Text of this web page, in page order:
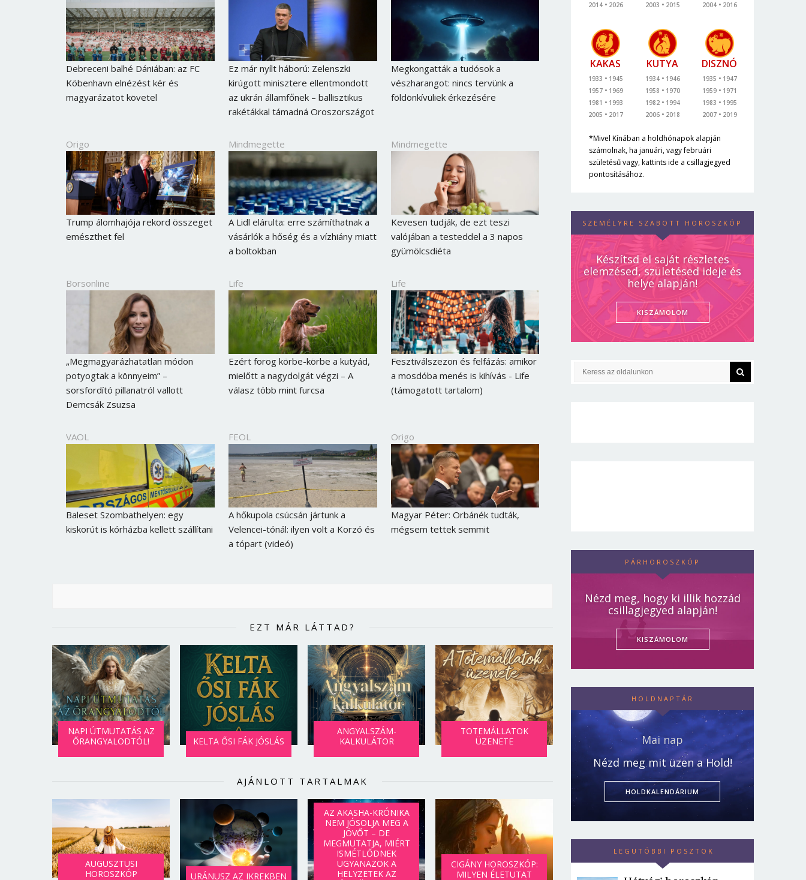
Debreceni balhé Dániában: az FC
Köbenhavn elnézést kér és
magyarázatot követel
Ez már nyílt háború: Zelenszki
kirúgott minisztere ellentmondott
az ukrán államfőnek – ballisztikus
rakétákkal támadná Oroszországot
Megkongatták a tudósok a
vészharangot: nincs tervünk a
földönkívüliek érkezésére
Origo
Trump álomhajója rekord összeget
emészthet fel
Mindmegette
A Lidl elárulta: erre számíthatnak a
vásárlók a hőség és a vízhiány miatt
a boltokban
Mindmegette
Kevesen tudják, de ezt teszi
valójában a testeddel a 3 napos
gyümölcsdiéta
Borsonline
„Megmagyarázhatatlan módon
potyogtak a könnyeim” –
sorsfordító pillanatról vallott
Demcsák Zsuzsa
Life
Ezért forog körbe-körbe a kutyád,
mielőtt a nagydolgát végzi – A
válasz több mint furcsa
Life
Fesztiválszezon és felfázás: amikor
a mosdóba menés is kihívás - Life
(támogatott tartalom)
VAOL
Baleset Szombathelyen: egy
kiskorút is kórházba kellett szállítani
FEOL
A hőkupola csúcsán jártunk a
Velencei-tónál: ilyen volt a Korzó és
a tópart (videó)
Origo
Magyar Péter: Orbánék tudták,
mégsem tettek semmit
EZT MÁR LÁTTAD?
NAPI ÚTMUTATÁS AZ
ŐRANGYALODTÓL!
KELTA ŐSI FÁK JÓSLÁS
ANGYALSZÁM-
KALKULÁTOR
TOTEMÁLLATOK
ÜZENETE
AJÁNLOTT TARTALMAK
AUGUSZTUSI
HOROSZKÓP
URÁNUSZ AZ IKREKBEN
AZ AKASHA-KRÓNIKA
NEM JÓSOLJA MEG A
JÖVŐT – DE
MEGMUTATJA, MIÉRT
ISMÉTLŐDNEK
UGYANAZOK A
HELYZETEK AZ
CIGÁNY HOROSZKÓP:
MILYEN ÉLETUTAT
2014
2026
2003
2015
2004
2016
KAKAS
1933
1945
1957
1969
1981
1993
2005
2017
KUTYA
1934
1946
1958
1970
1982
1994
2006
2018
DISZNÓ
1935
1947
1959
1971
1983
1995
2007
2019
*Mivel Kínában a holdhónapok alapján
számolnak, ha januári, vagy februári
születésű vagy, kattints ide a csillagjegyed
pontosításához.
SZEMÉLYRE SZABOTT HOROSZKÓP
Készítsd el saját részletes
elemzésed, születésed ideje és
helye alapján!
KISZÁMOLOM
PÁRHOROSZKÓP
Nézd meg, hogy ki illik hozzád
csillagjegyed alapján!
KISZÁMOLOM
HOLDNAPTÁR
Mai nap
Nézd meg mit üzen a Hold!
HOLDKALENDÁRIUM
LEGUTÓBBI POSZTOK
Borsonline bejelentkezés
E-mail cím vagy felhasználónév
Jelszó